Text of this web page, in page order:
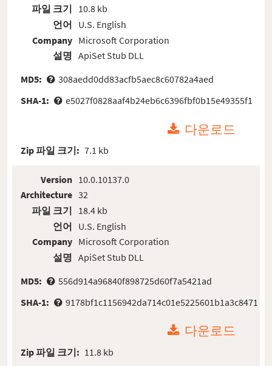
파일 크기
언어
Company
설명
10.8 kb
U.S. English
Microsoft Corporation
ApiSet Stub DLL
MD5:
308aedd0dd83acfb5aec8c60782a4aed
SHA-1:
e5027f0828aaf4b24eb6c6396fbf0b15e49355f1
다운로드
Zip 파일 크기: 7.1 kb
Version
Architecture
파일 크기
언어
Company
설명
10.0.10137.0
32
18.4 kb
U.S. English
Microsoft Corporation
ApiSet Stub DLL
MD5:
556d914a96840f898725d60f7a5421ad
SHA-1:
9178bf1c1156942da714c01e5225601b1a3c8471
다운로드
Zip 파일 크기: 11.8 kb